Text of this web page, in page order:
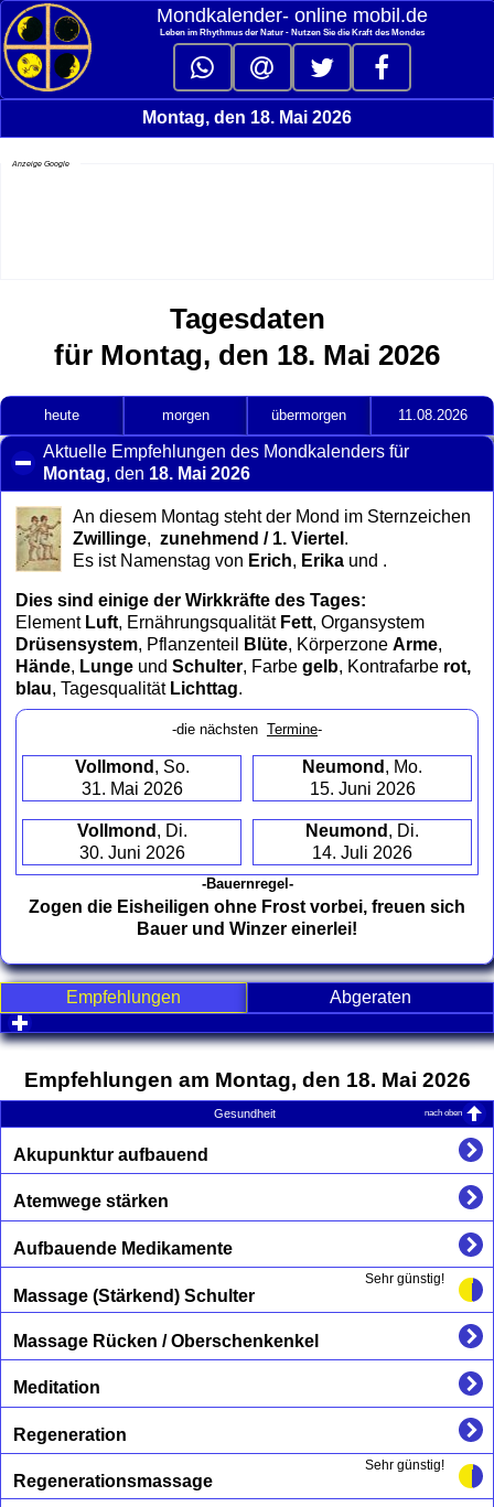
Mondkalender‑ online mobil.de
Leben im Rhythmus der Natur - Nutzen Sie die Kraft des Mondes
Montag, den 18. Mai 2026
Anzeige Google
Tagesdaten
für Montag, den 18. Mai 2026
heute morgen übermorgen 11.08.2026
Aktuelle Empfehlungen des Mondkalenders für
Montag, den 18. Mai 2026
to
collapse
contents
An diesem Montag steht der Mond im Sternzeichen
Zwillinge, zunehmend / 1. Viertel .
Es ist Namenstag von Erich, Erika und .
Dies sind einige der Wirkkräfte des Tages:
Element Luft, Ernährungsqualität Fett, Organsystem
Drüsensystem, Pflanzenteil Blüte, Körperzone Arme,
Hände, Lunge und Schulter, Farbe gelb, Kontrafarbe rot,
blau, Tagesqualität Lichttag.
-die nächsten Termine-
Vollmond , So.
31. Mai 2026
Neumond , Mo.
15. Juni 2026
Vollmond , Di.
30. Juni 2026
Neumond , Di.
14. Juli 2026
-Bauernregel-
Zogen die Eisheiligen ohne Frost vorbei, freuen sich
Bauer und Winzer einerlei!
Empfehlungen
Abgeraten
click to expand contents
Empfehlungen am Montag, den 18. Mai 2026
Gesundheit nach oben
Akupunktur aufbauend
Atemwege stärken
Aufbauende Medikamente
Sehr günstig!
Massage (Stärkend) Schulter
Massage Rücken / Oberschenkenkel
Meditation
Regeneration
Sehr günstig!
Regenerationsmassage